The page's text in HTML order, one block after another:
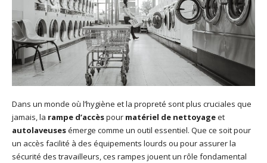
Dans un monde où l’hygiène et la propreté sont plus cruciales que
jamais, la rampe d’accèspour matériel de nettoyageet
autolaveusesémerge comme un outil essentiel. Que ce soit pour
un accès facilité à des équipements lourds ou pour assurer la
sécurité des travailleurs, ces rampes jouent un rôle fondamental